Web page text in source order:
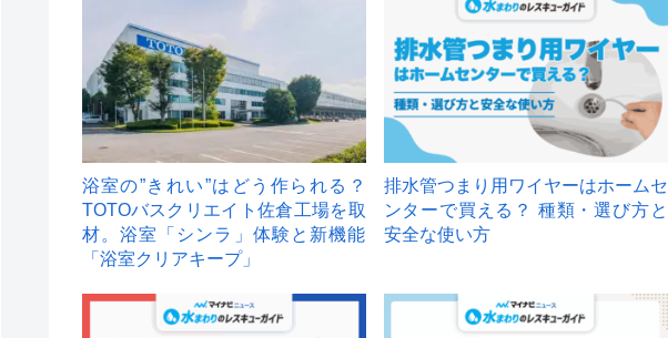
浴室の”きれい”はどう作られる？
TOTOバスクリエイト佐倉工場を取
材。浴室「シンラ」体験と新機能
「浴室クリアキープ」
排水管つまり用ワイヤーはホームセ
ンターで買える？ 種類・選び方と
安全な使い方